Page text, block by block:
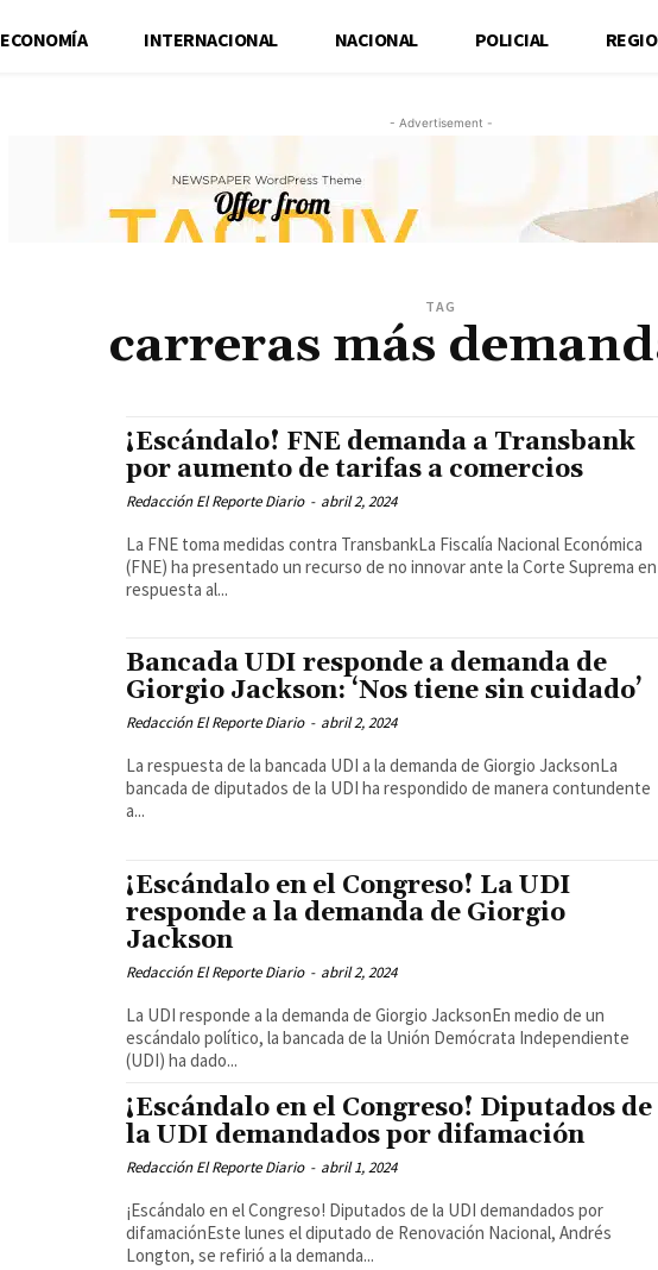
ECONOMÍA INTERNACIONAL NACIONAL POLICIAL
- Advertisement -
TAG
carreras más
¡Escándalo! FNE demanda a Transbank
por aumento de tarifas a comercios
Redacción El Reporte Diario - abril 2, 2024
La FNE toma medidas contra TransbankLa Fiscalía Nacional Económica
(FNE) ha presentado un recurso de no innovar ante la Corte Suprema en
respuesta al...
Bancada UDI responde a demanda de
Giorgio Jackson: ‘Nos tiene sin cuidado’
Redacción El Reporte Diario - abril 2, 2024
La respuesta de la bancada UDI a la demanda de Giorgio JacksonLa
bancada de diputados de la UDI ha respondido de manera contundente
a...
¡Escándalo en el Congreso! La UDI
responde a la demanda de Giorgio
Jackson
Redacción El Reporte Diario - abril 2, 2024
La UDI responde a la demanda de Giorgio JacksonEn medio de un
escándalo político, la bancada de la Unión Demócrata Independiente
(UDI) ha dado...
¡Escándalo en el Congreso! Diputados de
la UDI demandados por difamación
Redacción El Reporte Diario - abril 1, 2024
¡Escándalo en el Congreso! Diputados de la UDI demandados por
difamaciónEste lunes el diputado de Renovación Nacional, Andrés
Longton, se refirió a la demanda...